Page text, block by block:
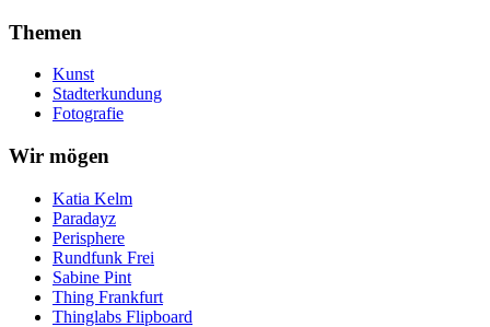
Themen
Kunst
Stadterkundung
Fotografie
Wir mögen
Katia Kelm
Paradayz
Perisphere
Rundfunk Frei
Sabine Pint
Thing Frankfurt
Thinglabs Flipboard